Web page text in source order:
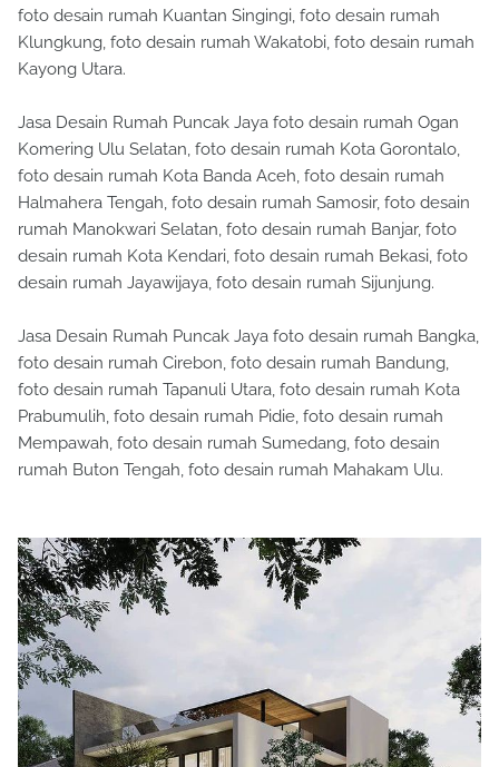
foto desain rumah Kuantan Singingi, foto desain rumah
Klungkung, foto desain rumah Wakatobi, foto desain rumah
Kayong Utara.
Jasa Desain Rumah Puncak Jaya foto desain rumah Ogan
Komering Ulu Selatan, foto desain rumah Kota Gorontalo,
foto desain rumah Kota Banda Aceh, foto desain rumah
Halmahera Tengah, foto desain rumah Samosir, foto desain
rumah Manokwari Selatan, foto desain rumah Banjar, foto
desain rumah Kota Kendari, foto desain rumah Bekasi, foto
desain rumah Jayawijaya, foto desain rumah Sijunjung.
Jasa Desain Rumah Puncak Jaya foto desain rumah Bangka,
foto desain rumah Cirebon, foto desain rumah Bandung,
foto desain rumah Tapanuli Utara, foto desain rumah Kota
Prabumulih, foto desain rumah Pidie, foto desain rumah
Mempawah, foto desain rumah Sumedang, foto desain
rumah Buton Tengah, foto desain rumah Mahakam Ulu.